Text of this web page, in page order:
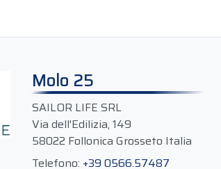
Molo 25
SAILOR LIFE SRL
Via dell'Edilizia, 149
58022 Follonica Grosseto Italia
Telefono: +39 0566.57487